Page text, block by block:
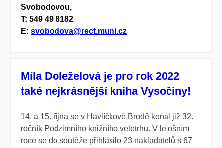
Svobodovou,
T: 549 49 8182
E: svobodova@rect.muni.cz
Míla Doleželová je pro rok 2022
také nejkrásnější kniha Vysočiny!
14. a 15. října se v Havlíčkově Brodě konal již 32.
ročník Podzimního knižního veletrhu. V letošním
roce se do soutěže přihlásilo 23 nakladatelů s 67